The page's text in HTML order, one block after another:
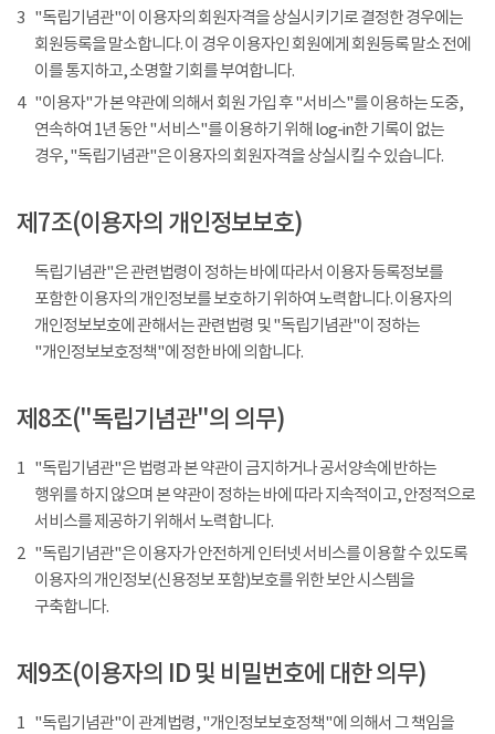
3 "독립기념관"이 이용자의 회원자격을 상실시키기로 결정한 경우에는
회원등록을 말소합니다. 이 경우 이용자인 회원에게 회원등록 말소 전에
이를 통지하고, 소명할 기회를 부여합니다.
4
"이용자"가 본 약관에 의해서 회원 가입 후 "서비스"를 이용하는 도중,
연속하여 1년 동안 "서비스"를 이용하기 위해 log-in한 기록이 없는
경우, "독립기념관"은 이용자의 회원자격을 상실시킬 수 있습니다.
제7조(이용자의 개인정보보호)
독립기념관"은 관련법령이 정하는 바에 따라서 이용자 등록정보를
포함한 이용자의 개인정보를 보호하기 위하여 노력합니다. 이용자의
개인정보보호에 관해서는 관련법령 및 "독립기념관"이 정하는
"개인정보보호정책"에 정한 바에 의합니다.
제8조("독립기념관"의 의무)
1 "독립기념관"은 법령과 본 약관이 금지하거나 공서양속에 반하는
행위를 하지 않으며 본 약관이 정하는 바에 따라 지속적이고, 안정적으로
서비스를 제공하기 위해서 노력합니다.
2 "독립기념관"은 이용자가 안전하게 인터넷 서비스를 이용할 수 있도록
이용자의 개인정보(신용정보 포함)보호를 위한 보안 시스템을
구축합니다.
제9조(이용자의 ID 및 비밀번호에 대한 의무)
1 "독립기념관"이 관계법령, "개인정보보호정책"에 의해서 그 책임을